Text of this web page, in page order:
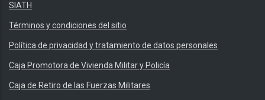
SIATH
Términos y condiciones del sitio
Política de privacidad y tratamiento de datos personales
Caja Promotora de Vivienda Militar y Policía
Caja de Retiro de las Fuerzas Militares